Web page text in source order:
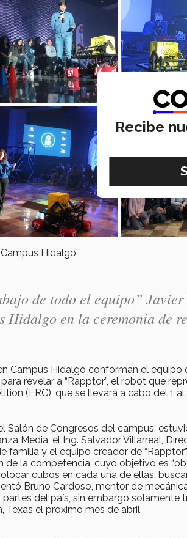
Hidalgo
de todo el equipo”
Hidalgo en la ceremonia de
Campus Hidalgo conforman el equipo
revelar a “Rapptor”, el robot que
(FRC), que se llevará a cabo del 1
Salón de Congresos del campus,
Media, el Ing. Salvador Villarreal,
familia y el equipo creador de
de la competencia, cuyo objetivo es
cubos en cada una de ellas,
Bruno Cardoso, mentor de
del país, sin embargo solamente
el próximo mes de abril.
Recibe